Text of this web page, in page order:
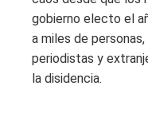
gobierno electo el
a miles de
periodistas y
la disidencia.